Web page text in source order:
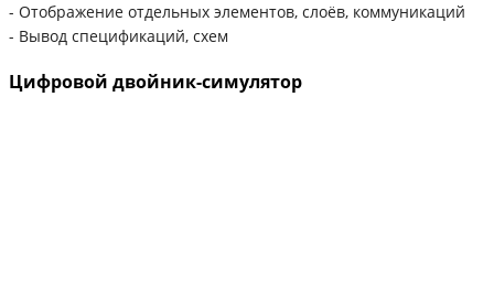
- Отображение отдельных элементов, слоёв, коммуникаций
- Вывод спецификаций, схем
Цифровой двойник-симулятор